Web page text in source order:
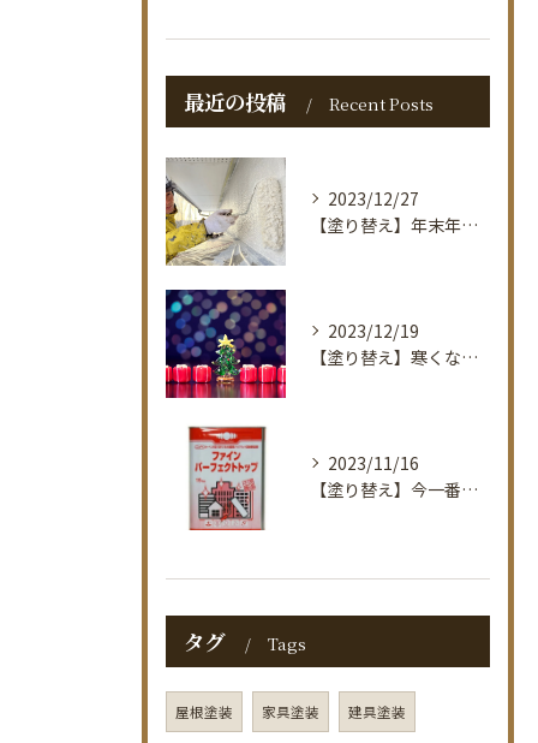
最近の投稿 Recent Posts
2023/12/27
【塗り替え】年末年始休暇のお知らせ。佐賀で塗装のお困りごとなら｜タナカ塗装店
2023/12/19
【塗り替え】寒くなりました！佐賀で塗装のお困りごとなら｜タナカ塗装店
2023/11/16
【塗り替え】今一番オススメしている塗料紹介！佐賀で塗装のお困りごとなら｜タナカ塗装店
タグ Tags
屋根塗装 家具塗装 建具塗装